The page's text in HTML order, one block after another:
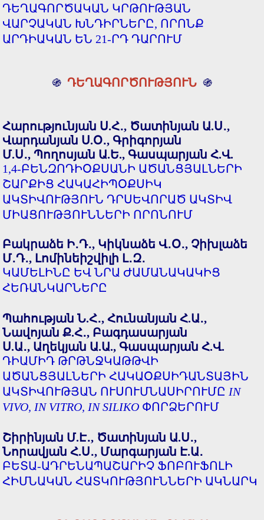
ԴԵՂԱԳՈՐԾԱԿԱՆ ԿՐԹՈՒԹՅԱՆ
ՎԱՐՉԱԿԱՆ ԽՆԴԻՐՆԵՐԸ, ՈՐՈՆՔ
ԱՐԴԻԱԿԱՆ ԵՆ 21-ՐԴ ԴԱՐՈՒՄ
֍ ԴԵՂԱԳՈՐԾՈՒԹՅՈՒՆ ֍
Հարությունյան Ս.Հ․, Ծատինյան Ա.Ս․,
Վարդանյան Ս.Օ․, Գրիգորյան
Մ.Ս․, Պողոսյան Ա.Ե., Գասպարյան Հ.Վ.
1,4-ԲԵՆԶՈԴԻՕՔՍԱՆԻ ԱԾԱՆՑՅԱԼՆԵՐԻ
ՇԱՐՔԻՑ ՀԱԿԱՀԻՊՕՔՍԻԿ
ԱԿՏԻՎՈՒԹՅՈՒՆ ԴՐՍԵՎՈՐԱԾ ԱԿՏԻՎ
ՄԻԱՑՈՒԹՅՈՒՆՆԵՐԻ ՈՐՈՆՈՒՄ
Բակրաձե Ի․Դ․, Կիկնաձե Վ․Օ․, Չիխլաձե
Մ․Դ․, Լոմինեիշվիլի Լ․Զ․
ԿԱՄԵԼԻՆԸ ԵՎ ՆՐԱ ԺԱՄԱՆԱԿԱԿԻՑ
ՀԵՌԱՆԿԱՐՆԵՐԸ
Պահության Ն.Հ․, Հունանյան Հ.Ա․,
Նավոյան Ք.Հ․, Բագդասարյան
Ս.Ա․, Աղեկյան Ա.Ա., Գասպարյան Հ.Վ.
ԴԻԱՄԻԴ ԹՐԹՆՋԿԱԹԹՎԻ
ԱԾԱՆՑՅԱԼՆԵՐԻ ՀԱԿԱՕՔՍԻԴԱՆՏԱՅԻՆ
ԱԿՏԻՎՈՒԹՅԱՆ ՈՒՍՈՒՄՆԱՍԻՐՈՒՄԸ IN
VIVO, IN VITRO, IN SILIKO ՓՈՐՁԵՐՈՒՄ
Շիրինյան Մ.Է․, Ծատինյան Ա.Ս․,
Նորավյան Հ.Ս․, Մարգարյան Է.Ա․
ԲԵՏԱ-ԱԴՐԵՆԱՊԱՇԱՐԻՉ ՖՈԲՈՒՖՈԼԻ
ՀԻՄՆԱԿԱՆ ՀԱՏԿՈՒԹՅՈՒՆՆԵՐԻ ԱԿՆԱՐԿ